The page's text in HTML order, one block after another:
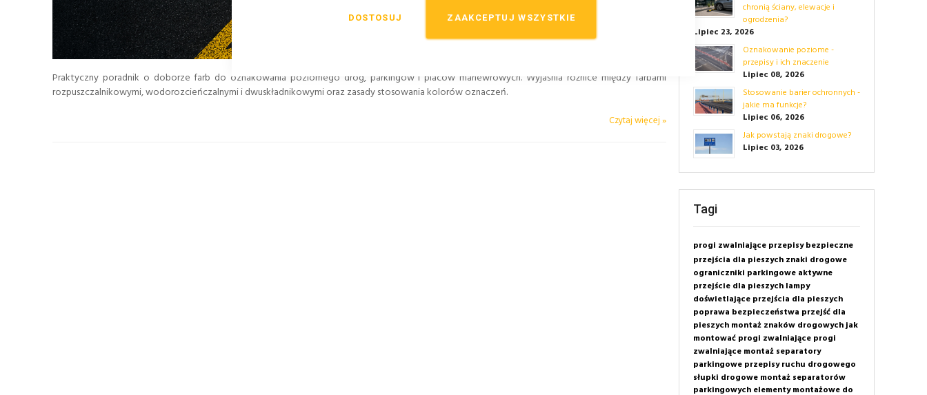
ZAAKCEPTUJ WSZYSTKIE
DOSTOSUJ
Praktyczny poradnik o doborze farb do oznakowania poziomego dróg, parkingów i placów manewrowych. Wyjaśnia różnice między farbami
rozpuszczalnikowymi, wodorozcieńczalnymi i dwuskładnikowymi oraz zasady stosowania kolorów oznaczeń.
Czytaj więcej »
chronią ściany, elewacje i
ogrodzenia?
Lipiec 23, 2026
Oznakowanie poziome -
przepisy i ich znaczenie
Lipiec 08, 2026
Stosowanie barier ochronnych -
jakie ma funkcje?
Lipiec 06, 2026
Jak powstają znaki drogowe?
Lipiec 03, 2026
Tagi
progi zwalniające przepisy bezpieczne
przejścia dla pieszych znaki drogowe
ograniczniki parkingowe aktywne
przejście dla pieszych lampy
doświetlające przejścia dla pieszych
poprawa bezpieczeństwa przejść dla
pieszych montaż znaków drogowychjak
montować progi zwalniające progi
zwalniające montaż separatory
parkingowe przepisy ruchu drogowego
słupki drogowe montaż separatorów
parkingowych elementy montażowe do